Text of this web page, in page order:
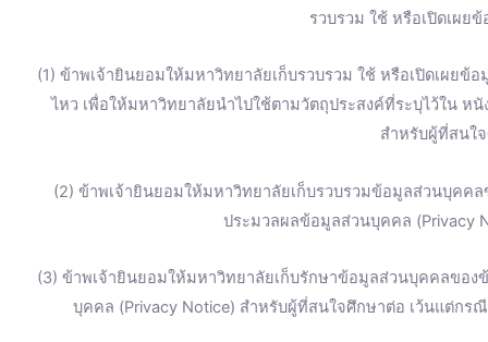
รวบรวม ใช้ หรือเปิดเผย
(1) ข้าพเจ้ายินยอมให้มหาวิทยาลัยเก็บรวบรวม ใช้ หรือเปิดเผย
ไหว เพื่อให้มหาวิทยาลัยนำไปใช้ตามวัตถุประสงค์ที่ระบุไว้ใน
สำหรับผู้ที่สนใ
(2) ข้าพเจ้ายินยอมให้มหาวิทยาลัยเก็บรวบรวมข้อมูลส่วนบุคค
ประมวลผลข้อมูลส่วนบุคคล (Privacy
(3) ข้าพเจ้ายินยอมให้มหาวิทยาลัยเก็บรักษาข้อมูลส่วนบุคคลของ
บุคคล (Privacy Notice) สำหรับผู้ที่สนใจศึกษาต่อ เว้นแต่ก